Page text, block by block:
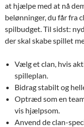
at hjælpe med at nå
belønninger, du får fra
spilbudget. Til sidst:
der skal skabe spillet
Vælg et clan, hvis
spilleplan.
Bidrag stabilt og
Optræd som en
vis hjælpsom.
Anvend de clan-